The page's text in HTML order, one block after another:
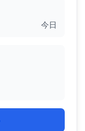
今日